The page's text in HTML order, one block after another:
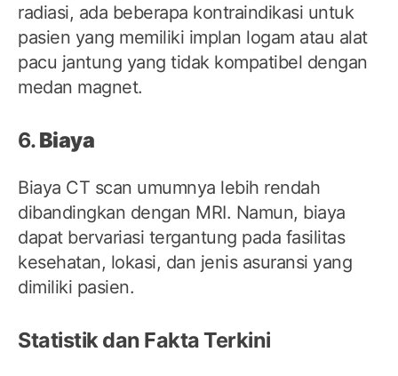
radiasi, ada beberapa kontraindikasi untuk
pasien yang memiliki implan logam atau alat
pacu jantung yang tidak kompatibel dengan
medan magnet.
6.Biaya
Biaya CT scan umumnya lebih rendah
dibandingkan dengan MRI. Namun, biaya
dapat bervariasi tergantung pada fasilitas
kesehatan, lokasi, dan jenis asuransi yang
dimiliki pasien.
Statistik dan Fakta Terkini